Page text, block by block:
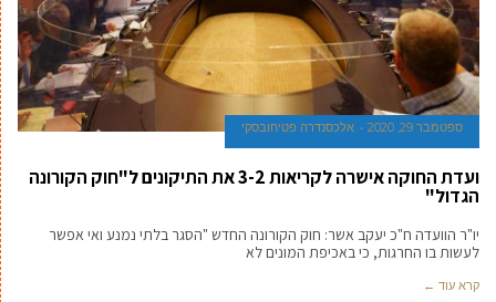
ספטמבר 29, 2020 אלכסנדרה פטיחובסקי
ועדת החוקה אישרה לקריאות 3-2 את התיקונים ל"חוק הקורונה
הגדול"
יו"ר הוועדה ח"כ יעקב אשר: חוק הקורונה החדש "הסגר בלתי נמנע ואי אפשר
לעשות בו החרגות, כי באכיפת המונים לא
קרא עוד ←